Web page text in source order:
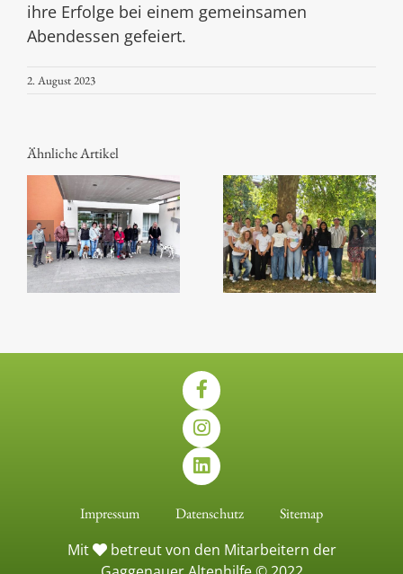
ihre Erfolge bei einem gemeinsamen
Abendessen gefeiert.
2. August 2023
Ähnliche Artikel
Impressum Datenschutz Sitemap
Mit
betreut von den Mitarbeitern der